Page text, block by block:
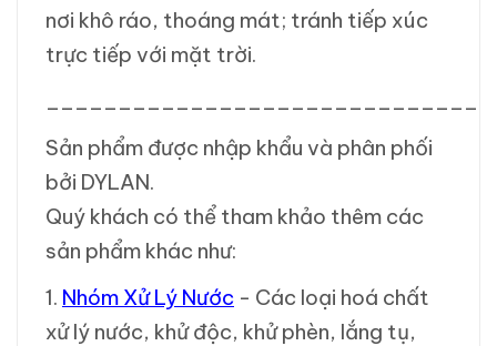
nơi khô ráo, thoáng mát; tránh tiếp xúc
trực tiếp với mặt trời.
Sản phẩm được nhập khẩu và phân phối
bởi DYLAN.
Quý khách có thể tham khảo thêm các
sản phẩm khác như:
1. Nhóm Xử Lý Nước - Các loại hoá chất
xử lý nước, khử độc, khử phèn, lắng tụ,